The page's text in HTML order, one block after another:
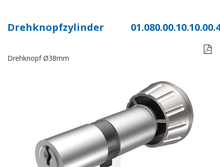
Drehknopfzylinder

Drehknopf Ø38mm